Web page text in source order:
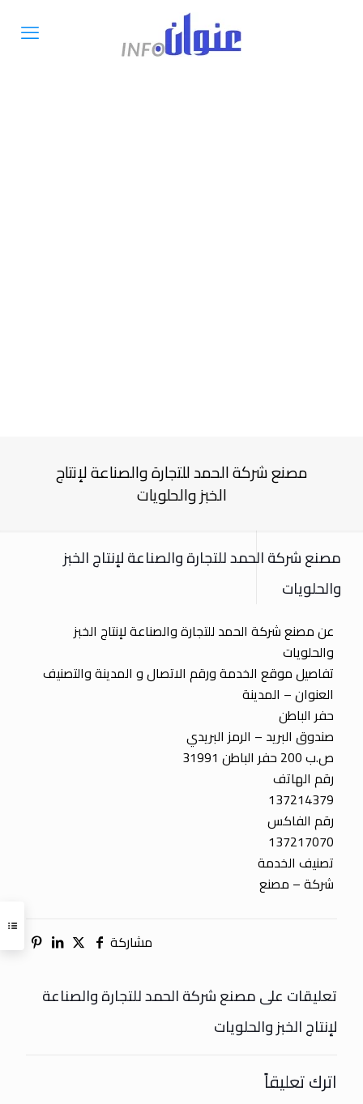
مصنع شركة الحمد للتجارة والصناعة لإنتاج
الخبز والحلويات
مصنع شركة الحمد للتجارة والصناعة لإنتاج الخبز
والحلويات
عن مصنع شركة الحمد للتجارة والصناعة لإنتاج الخبز
والحلويات
تفاصيل موقع الخدمة ورقم الاتصال و المدينة والتصنيف
العنوان – المدينة
حفر الباطن
صندوق البريد – الرمز البريدي
ص.ب 200 حفر الباطن 31991
رقم الهاتف
137214379
رقم الفاكس
137217070
تصنيف الخدمة
شركة – مصنع
مشاركة
تعليقات على مصنع شركة الحمد للتجارة والصناعة
لإنتاج الخبز والحلويات
اترك تعليقاً